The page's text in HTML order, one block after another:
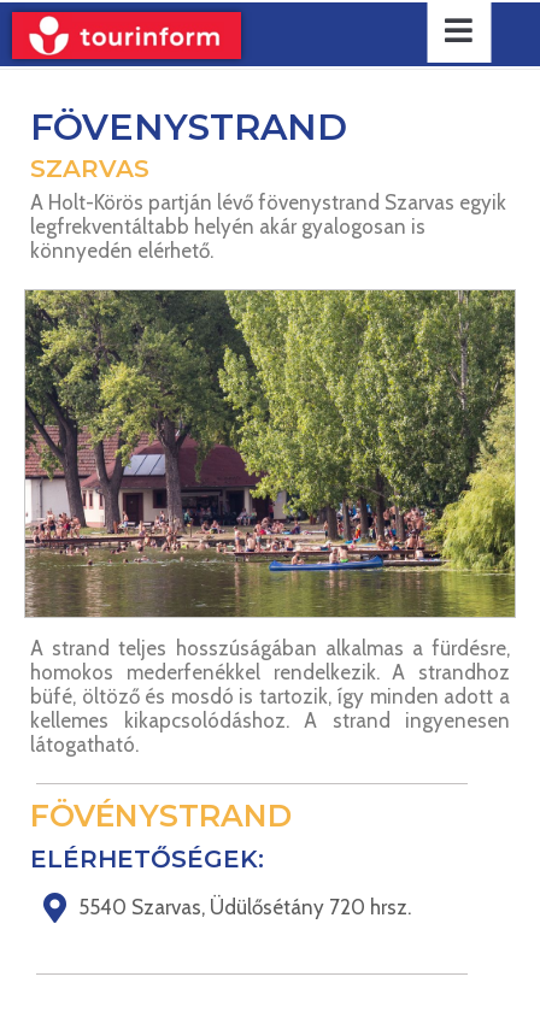
FÖVENYSTRAND
SZARVAS
A Holt-Körös partján lévő fövenystrand Szarvas egyik
legfrekventáltabb helyén akár gyalogosan is
könnyedén elérhető.
A strand teljes hosszúságában alkalmas a fürdésre,
homokos mederfenékkel rendelkezik. A strandhoz
büfé, öltöző és mosdó is tartozik, így minden adott a
kellemes kikapcsolódáshoz. A strand ingyenesen
látogatható.
FÖVÉNYSTRAND
ELÉRHETŐSÉGEK:
5540 Szarvas, Üdülősétány 720 hrsz.